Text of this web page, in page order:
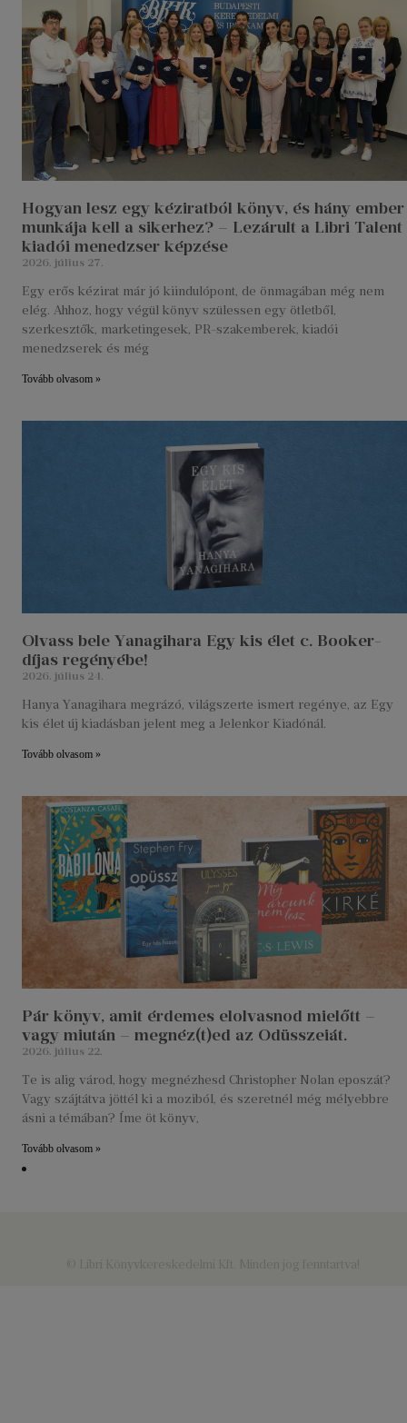
Hogyan lesz egy kéziratból könyv, és hány ember
munkája kell a sikerhez? – Lezárult a Libri Talent
kiadói menedzser képzése
2026. július 27.
Egy erős kézirat már jó kiindulópont, de önmagában még nem
elég. Ahhoz, hogy végül könyv szülessen egy ötletből,
szerkesztők, marketingesek, PR-szakemberek, kiadói
menedzserek és még
Tovább olvasom »
Olvass bele Yanagihara Egy kis élet c. Booker-
díjas regényébe!
2026. július 24.
Hanya Yanagihara megrázó, világszerte ismert regénye, az Egy
kis élet új kiadásban jelent meg a Jelenkor Kiadónál.
Tovább olvasom »
Pár könyv, amit érdemes elolvasnod mielőtt –
vagy miután – megnéz(t)ed az Odüsszeiát.
2026. július 22.
Te is alig várod, hogy megnézhesd Christopher Nolan eposzát?
Vagy szájtátva jöttél ki a moziból, és szeretnél még mélyebbre
ásni a témában? Íme öt könyv,
Tovább olvasom »